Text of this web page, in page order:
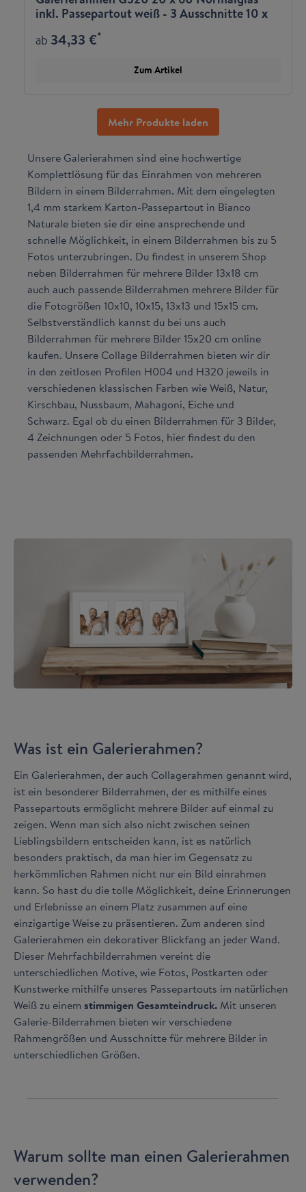
inkl. Passepartout weiß - 3 Ausschnitte 10 x
ab 34,33 €*
Zum Artikel
Mehr Produkte laden
Unsere Galerierahmen sind eine hochwertige
Komplettlösung für das Einrahmen von mehreren
Bildern in einem Bilderrahmen. Mit dem eingelegten
1,4 mm starkem Karton-Passepartout in Bianco
Naturale bieten sie dir eine ansprechende und
schnelle Möglichkeit, in einem Bilderrahmen bis zu 5
Fotos unterzubringen. Du findest in unserem Shop
neben Bilderrahmen für mehrere Bilder 13x18 cm
auch auch passende Bilderrahmen mehrere Bilder für
die Fotogrößen 10x10, 10x15, 13x13 und 15x15 cm.
Selbstverständlich kannst du bei uns auch
Bilderrahmen für mehrere Bilder 15x20 cm online
kaufen. Unsere Collage Bilderrahmen bieten wir dir
in den zeitlosen Profilen H004 und H320 jeweils in
verschiedenen klassischen Farben wie Weiß, Natur,
Kirschbau, Nussbaum, Mahagoni, Eiche und
Schwarz. Egal ob du einen Bilderrahmen für 3 Bilder,
4 Zeichnungen oder 5 Fotos, hier findest du den
passenden Mehrfachbilderrahmen.
Was ist ein Galerierahmen?
Ein Galerierahmen, der auch Collagerahmen genannt wird,
ist ein besonderer Bilderrahmen, der es mithilfe eines
Passepartouts ermöglicht mehrere Bilder auf einmal zu
zeigen. Wenn man sich also nicht zwischen seinen
Lieblingsbildern entscheiden kann, ist es natürlich
besonders praktisch, da man hier im Gegensatz zu
herkömmlichen Rahmen nicht nur ein Bild einrahmen
kann. So hast du die tolle Möglichkeit, deine Erinnerungen
und Erlebnisse an einem Platz zusammen auf eine
einzigartige Weise zu präsentieren. Zum anderen sind
Galerierahmen ein dekorativer Blickfang an jeder Wand.
Dieser Mehrfachbilderrahmen vereint die
unterschiedlichen Motive, wie Fotos, Postkarten oder
Kunstwerke mithilfe unseres Passepartouts im natürlichen
Weiß zu einem stimmigen Gesamteindruck. Mit unseren
Galerie-Bilderrahmen bieten wir verschiedene
Rahmengrößen und Ausschnitte für mehrere Bilder in
unterschiedlichen Größen.
Warum sollte man einen Galerierahmen
verwenden?